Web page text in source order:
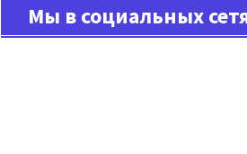
Мы в социальных